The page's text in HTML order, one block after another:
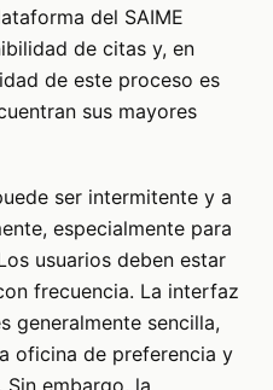
del SAIME
de citas y, en
de este proceso es
sus mayores
ser intermitente y a
especialmente para
usuarios deben estar
frecuencia. La interfaz
generalmente sencilla,
oficina de preferencia y
embargo, la